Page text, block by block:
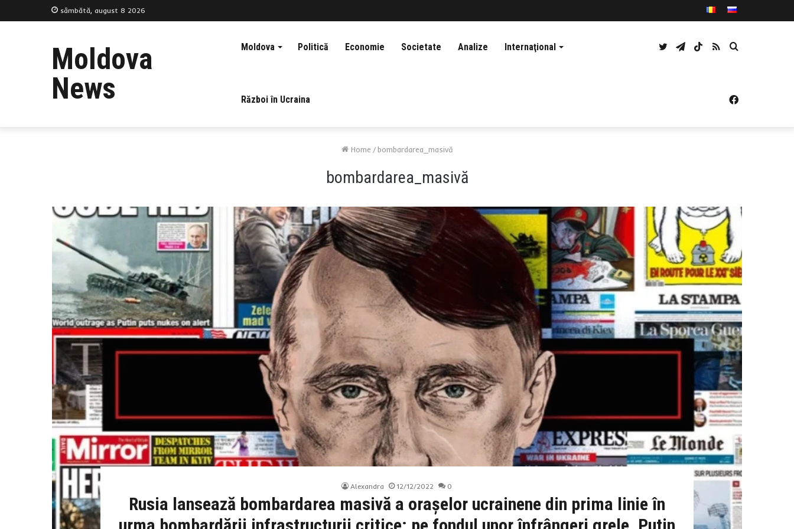
sâmbătă, august 8 2026
Moldova
News
Moldova Politică Economie Societate Analize Internaţional
Război în Ucraina
Caută
RSS
TikTok
Telegram
Twitter
Facebook
Home / bombardarea_masivă
bombardarea_masivă
Alexandra 12/12/2022 0
Rusia lansează bombardarea masivă a orașelor ucrainene din prima linie în